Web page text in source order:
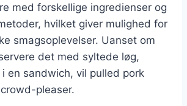
med forskellige ingredienser og
hvilket giver mulighed for
smagsoplevelser. Uanset om
det med syltede løg,
en sandwich, vil pulled pork
pleaser.